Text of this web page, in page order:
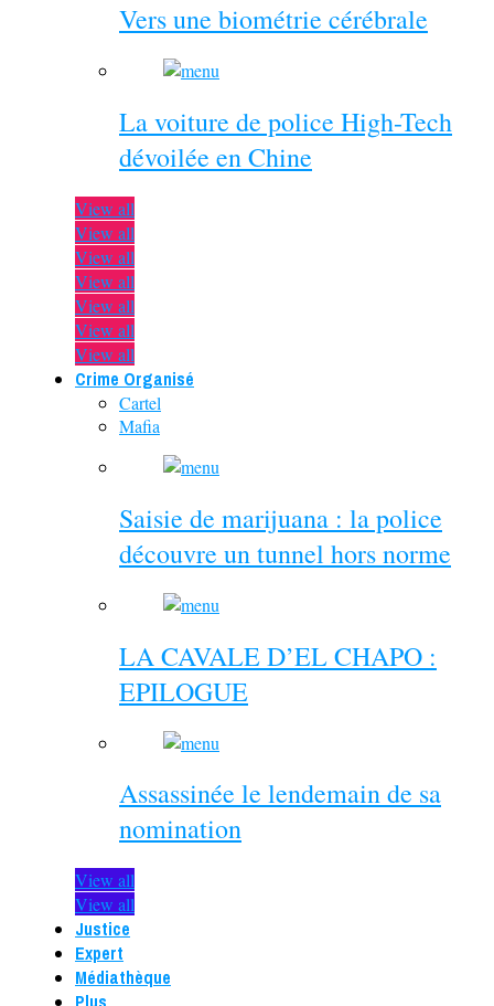
Vers une biométrie cérébrale
La voiture de police High-Tech
dévoilée en Chine
View all
View all
View all
View all
View all
View all
View all
Crime Organisé
Cartel
Mafia
Saisie de marijuana : la police
découvre un tunnel hors norme
LA CAVALE D’EL CHAPO :
EPILOGUE
Assassinée le lendemain de sa
nomination
View all
View all
Justice
Expert
Médiathèque